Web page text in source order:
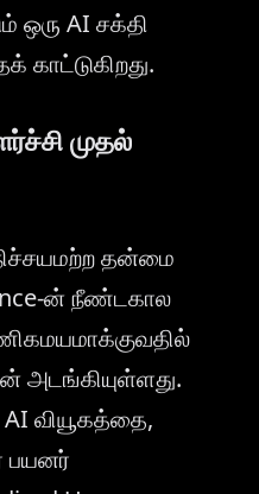
ஒரு AI சக்தி
காட்டுகிறது.
முதல்
தன்மை
ன் நீண்டகால
அடங்கியுள்ளது.
வியூகத்தை,
பயனர்